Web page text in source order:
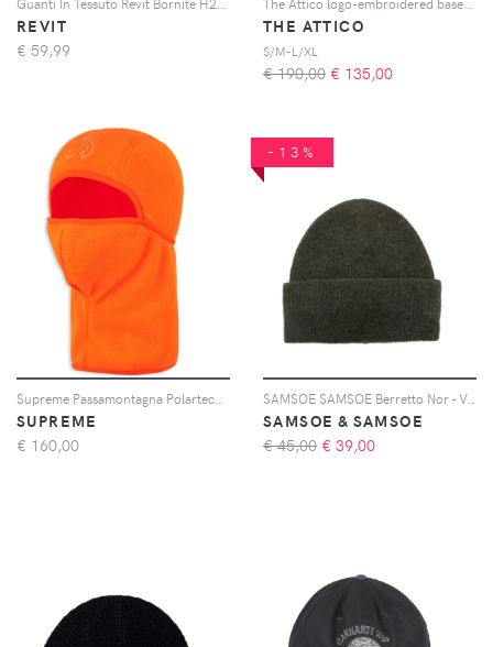
REVIT
€ 59,99
THE ATTICO
S/M-L/XL
€ 190,00 € 135,00
SUPREME
€ 160,00
-13%
SAMSOE SAMSOE Berretto Nor - Verde
SAMSOE & SAMSOE
€ 45,00 € 39,00